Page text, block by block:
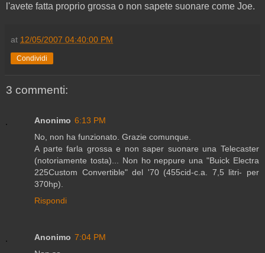
l'avete fatta proprio grossa o non sapete suonare come Joe.
at 12/05/2007 04:40:00 PM
Condividi
3 commenti:
Anonimo 6:13 PM
No, non ha funzionato. Grazie comunque.
A parte farla grossa e non saper suonare una Telecaster
(notoriamente tosta)... Non ho neppure una "Buick Electra
225Custom Convertible" del '70 (455cid-c.a. 7,5 litri- per
370hp).
Rispondi
Anonimo 7:04 PM